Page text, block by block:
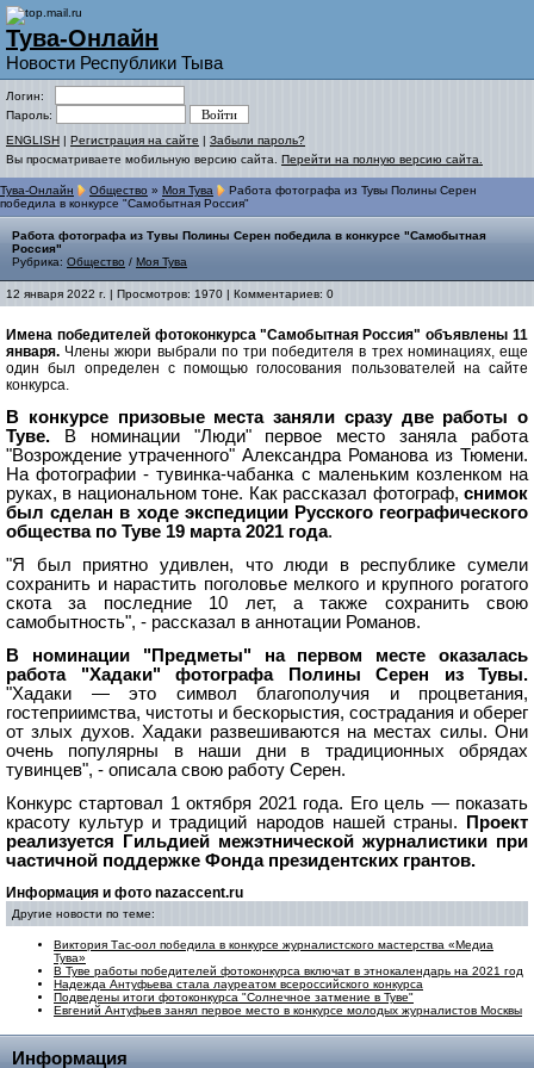
Тува-Онлайн
Новости Республики Тыва
Логин:
Пароль:
ENGLISH | Регистрация на сайте | Забыли пароль?
Вы просматриваете мобильную версию сайта. Перейти на полную версию сайта.
Тува-Онлайн Общество » Моя Тува
Работа фотографа из Тувы Полины Серен
победила в конкурсе "Самобытная Россия"
Работа фотографа из Тувы Полины Серен победила в конкурсе "Самобытная
Россия"
Рубрика: Общество / Моя Тува
12 января 2022 г. | Просмотров: 1970 | Комментариев: 0
Имена победителей фотоконкурса "Самобытная Россия" объявлены 11
января. Члены жюри выбрали по три победителя в трех номинациях, еще
один был определен с помощью голосования пользователей на сайте
конкурса.
В конкурсе призовые места заняли сразу две работы о
Туве. В номинации "Люди" первое место заняла работа
"Возрождение утраченного" Александра Романова из Тюмени.
На фотографии - тувинка-чабанка с маленьким козленком на
руках, в национальном тоне. Как рассказал фотограф, снимок
был сделан в ходе экспедиции Русского географического
общества по Туве 19 марта 2021 года.
"Я был приятно удивлен, что люди в республике сумели
сохранить и нарастить поголовье мелкого и крупного рогатого
скота за последние 10 лет, а также сохранить свою
самобытность", - рассказал в аннотации Романов.
В номинации "Предметы" на первом месте оказалась
работа "Хадаки" фотографа Полины Серен из Тувы.
"Хадаки — это символ благополучия и процветания,
гостеприимства, чистоты и бескорыстия, сострадания и оберег
от злых духов. Хадаки развешиваются на местах силы. Они
очень популярны в наши дни в традиционных обрядах
тувинцев", - описала свою работу Серен.
Конкурс стартовал 1 октября 2021 года. Его цель — показать
красоту культур и традиций народов нашей страны.
Проект
реализуется Гильдией межэтнической журналистики при
частичной поддержке Фонда президентских грантов.
Информация и фото nazaccent.ru
Другие новости по теме:
Виктория Тас-оол победила в конкурсе журналистского мастерства «Медиа
Тува»
В Туве работы победителей фотоконкурса включат в этнокалендарь на 2021 год
Надежда Антуфьева стала лауреатом всероссийского конкурса
Подведены итоги фотоконкурса "Солнечное затмение в Туве"
Евгений Антуфьев занял первое место в конкурсе молодых журналистов Москвы
Информация